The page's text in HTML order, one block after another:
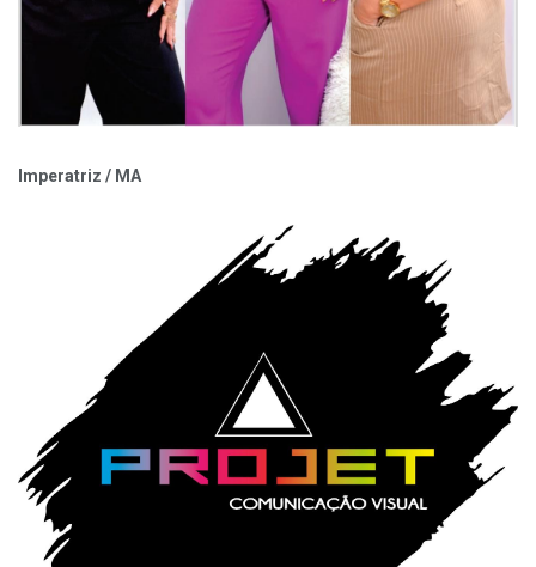
Imperatriz / MA